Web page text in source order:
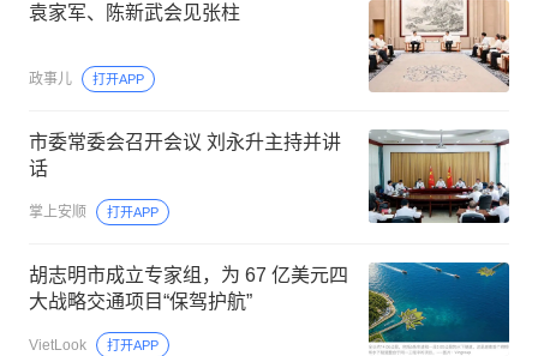
袁家军、陈新武会见张柱
政事儿 打开APP
市委常委会召开会议 刘永升主持并讲
话
掌上安顺 打开APP
胡志明市成立专家组，为 67 亿美元四
大战略交通项目“保驾护航”
VietLook 打开APP